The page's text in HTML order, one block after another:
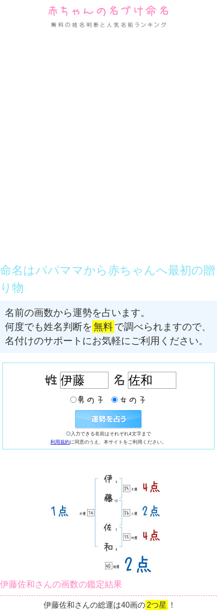
命名はパパママから赤ちゃんへ最初の贈
り物
名前の画数から運勢を占います。
何度でも姓名判断を 無料で調べられますので、
名付けのサポートにお気軽にご利用ください。
◎入力できる名前はそれぞれ4文字まで
利用規約に同意のうえ、本サイトをご利用ください。
伊藤佐和さんの画数の鑑定結果
伊藤佐和さんの総運は40画の 2つ星 ！